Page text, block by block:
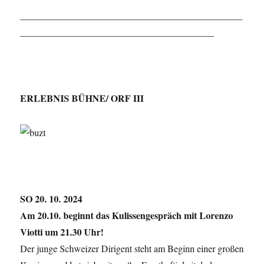
ERLEBNIS BÜHNE/ ORF III
SO 20. 10. 2024
Am 20.10. beginnt das Kulissengespräch mit Lorenzo
Viotti um 21.30 Uhr!
Der junge Schweizer Dirigent steht am Beginn einer großen